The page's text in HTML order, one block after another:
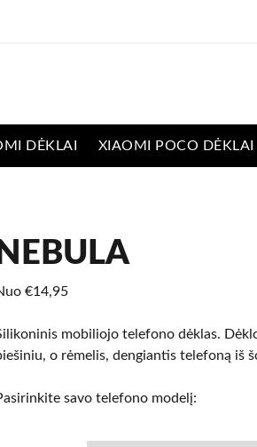
DĖKLAI XIAOMI POCO DĖKLAI
NEBULA
€14,95
mobiliojo telefono dėklas.
o rėmelis, dengiantis telefoną iš
savo telefono modelį: